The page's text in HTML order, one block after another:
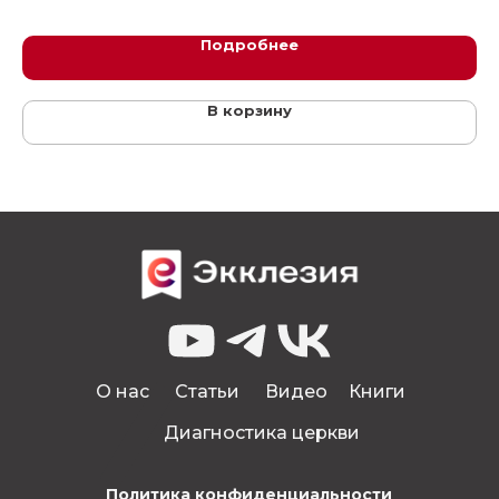
Подробнее
В корзину
О нас Статьи Видео
Книги
Диагностика церкви
Политика конфиденциальности